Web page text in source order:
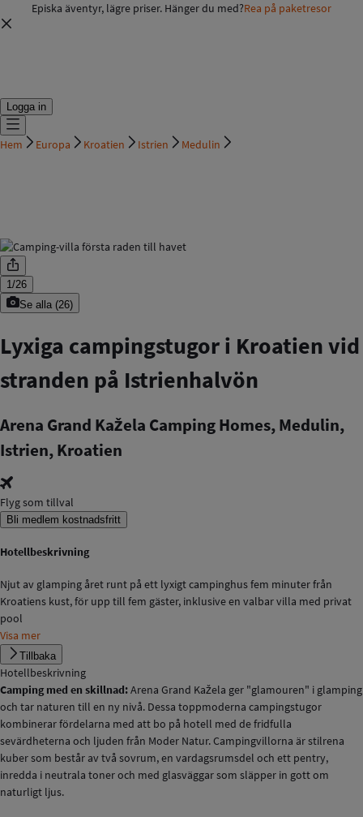
Episka äventyr, lägre priser. Hänger du med?Rea på paketresor
Logga in
Hem Europa Kroatien Istrien Medulin
1/26
Se alla (26)
Lyxiga campingstugor i Kroatien vid
stranden på Istrienhalvön
Arena Grand Kažela Camping Homes, Medulin,
Istrien, Kroatien
Flyg som tillval
Bli medlem kostnadsfritt
Hotellbeskrivning
Njut av glamping året runt på ett lyxigt campinghus fem minuter från
Kroatiens kust, för upp till fem gäster, inklusive en valbar villa med privat
pool
Visa mer
Tillbaka
Hotellbeskrivning
Camping med en skillnad:Arena Grand Kažela ger "glamouren" i glamping
och tar naturen till en ny nivå. Dessa toppmoderna campingstugor
kombinerar fördelarna med att bo på hotell med de fridfulla
sevärdheterna och ljuden från Moder Natur. Campingvillorna är stilrena
kuber som består av två sovrum, en vardagsrumsdel och ett pentry,
inredda i neutrala toner och med glasväggar som släpper in gott om
naturligt ljus.